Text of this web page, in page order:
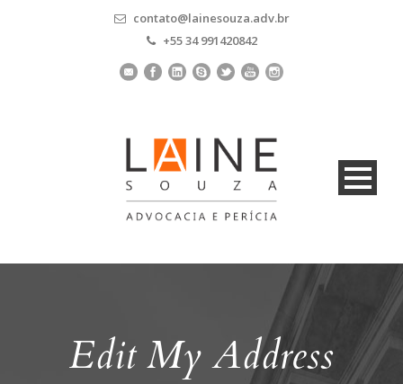
contato@lainesouza.adv.br
+55 34 991420842
Edit My Address